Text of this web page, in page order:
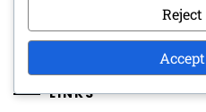
LINKS